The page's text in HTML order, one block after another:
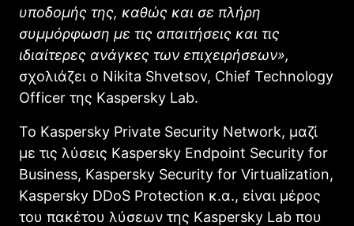
υποδομής της, καθώς και σε πλήρη
συμμόρφωση με τις απαιτήσεις και τις
ιδιαίτερες ανάγκες των επιχειρήσεων»,
σχολιάζει ο Nikita Shvetsov, Chief Technology
Officer της Kaspersky Lab.
Το Kaspersky Private Security Network, μαζί
με τις λύσεις Kaspersky Endpoint Security for
Business, Kaspersky Security for Virtualization,
Kaspersky DDoS Protection κ.α., είναι μέρος
του πακέτου λύσεων της Kaspersky Lab που